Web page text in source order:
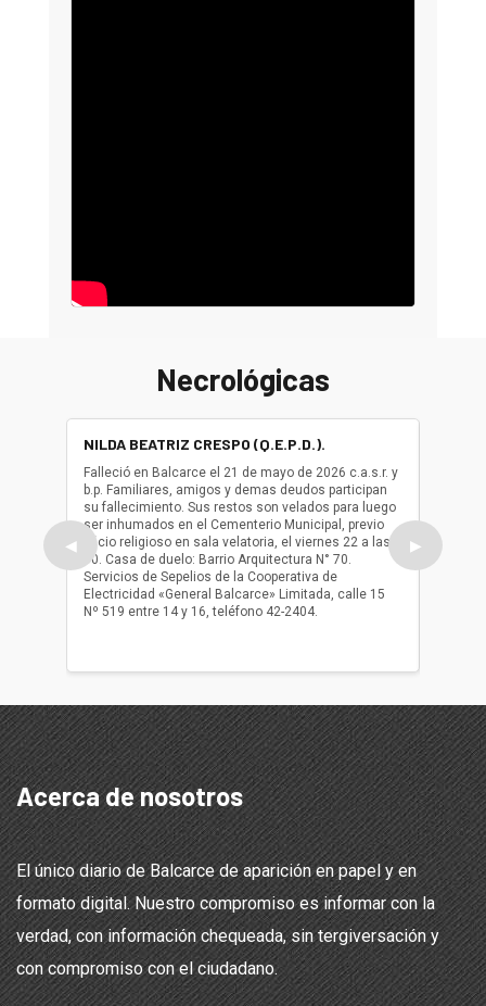
Necrológicas
◀
NILDA BEATRIZ CRESPO (Q.E.P.D.).
Falleció en Balcarce el 21 de mayo de 2026 c.a.s.r. y
b.p. Familiares, amigos y demas deudos participan
su fallecimiento. Sus restos son velados para luego
ser inhumados en el Cementerio Municipal, previo
oficio religioso en sala velatoria, el viernes 22 a las
10. Casa de duelo: Barrio Arquitectura N° 70.
Servicios de Sepelios de la Cooperativa de
Electricidad «General Balcarce» Limitada, calle 15
Nº 519 entre 14 y 16, teléfono 42-2404.
ser
oficio
▶
Acerca de nosotros
El único diario de Balcarce de aparición en papel y en
formato digital. Nuestro compromiso es informar con la
verdad, con información chequeada, sin tergiversación y
con compromiso con el ciudadano.